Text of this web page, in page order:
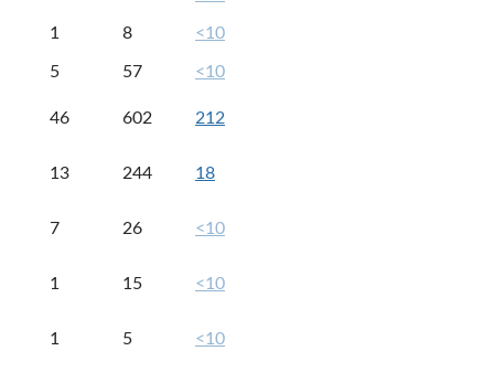
1 8 <10
5 57 <10
46 602 212
13 244 18
7 26 <10
1 15 <10
1 5 <10